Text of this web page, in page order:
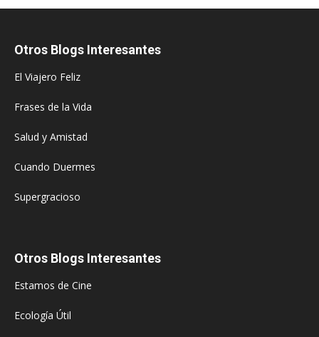
Otros Blogs Interesantes
El Viajero Feliz
Frases de la Vida
Salud y Amistad
Cuando Duermes
Supergracioso
Otros Blogs Interesantes
Estamos de Cine
Ecología Útil